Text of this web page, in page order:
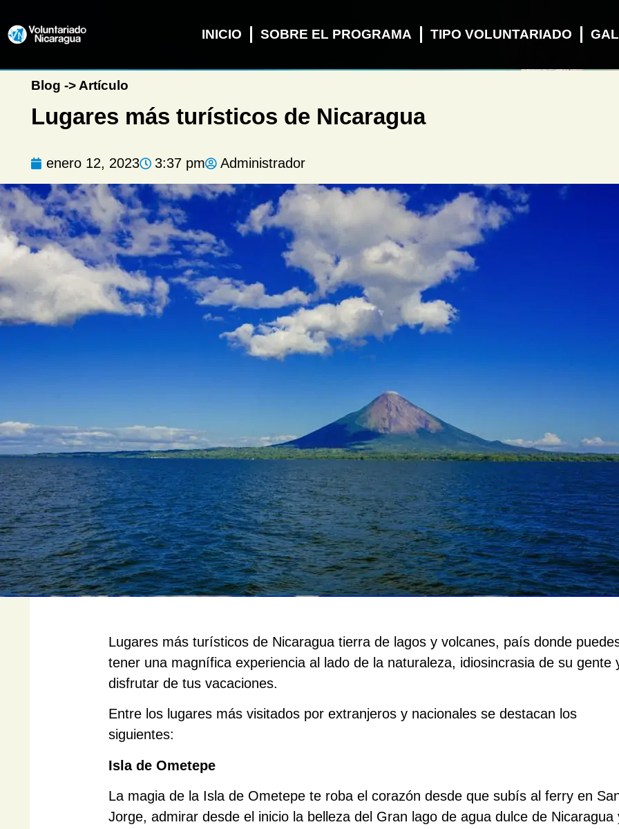
INICIO SOBRE EL PROGRAMA TIPO VOLUNTARIADO
Blog -> Artículo
Lugares más turísticos de Nicaragua
enero 12, 2023 3:37 pm Administrador
Lugares más turísticos de Nicaragua tierra de lagos y volcanes, país donde
tener una magnífica experiencia al lado de la naturaleza, idiosincrasia de su gente
disfrutar de tus vacaciones.
Entre los lugares más visitados por extranjeros y nacionales se destacan los
siguientes:
Isla de Ometepe
La magia de la Isla de Ometepe te roba el corazón desde que subís al ferry en
Jorge, admirar desde el inicio la belleza del Gran lago de agua dulce de Nicaragua